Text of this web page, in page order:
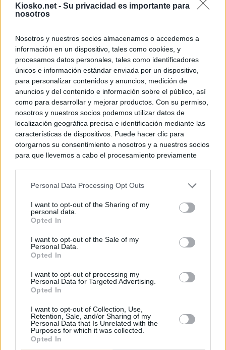
Kiosko.net - Su privacidad es importante para
nosotros
Nosotros y nuestros socios almacenamos o accedemos a
información en un dispositivo, tales como cookies, y
procesamos datos personales, tales como identificadores
únicos e información estándar enviada por un dispositivo,
para personalizar contenidos y anuncios, medición de
anuncios y del contenido e información sobre el público, así
como para desarrollar y mejorar productos. Con su permiso,
nosotros y nuestros socios podemos utilizar datos de
localización geográfica precisa e identificación mediante las
características de dispositivos. Puede hacer clic para
otorgarnos su consentimiento a nosotros y a nuestros socios
para que llevemos a cabo el procesamiento previamente
negar su consentimiento. Tenga en cuenta que algún
de su consentimiento, pero usted tiene el derecho de
rechazar tal procesamiento. Sus preferencias se aplicarán
cualquier momento entrando de nuevo en este sitio web o
visitando nuestra política de privacidad.
Personal Data Processing Opt Outs
I want to opt-out of the Sharing of my
personal data.
Opted In
I want to opt-out of the Sale of my
Personal Data.
Opted In
I want to opt-out of processing my
Personal Data for Targeted Advertising.
Opted In
I want to opt-out of Collection, Use,
Retention, Sale, and/or Sharing of my
Personal Data that Is Unrelated with the
Purposes for which it was collected.
Opted In